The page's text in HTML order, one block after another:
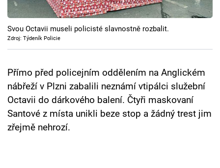
Cool Esport
Pořady
Sledujte prima+
Přihlášení
Svou Octavii museli policisté slavnostně rozbalit.
Zdroj: Týdeník Policie
Přímo před policejním oddělením na Anglickém
nábřeží v Plzni zabalili neznámí vtipálci služební
Octavii do dárkového balení. Čtyři maskovaní
Santové z místa unikli beze stop a žádný trest jim
zřejmě nehrozí.